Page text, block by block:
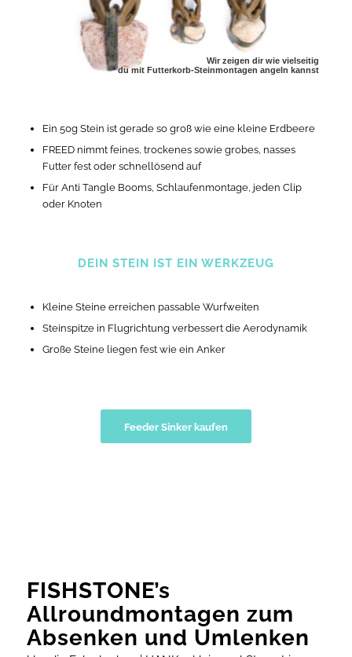
Wir zeigen dir wie vielseitig
du mit Futterkorb-Steinmontagen angeln kannst
Ein 50g Stein ist gerade so groß wie eine kleine Erdbeere
FREED nimmt feines, trockenes sowie grobes, nasses
Futter fest oder schnellösend auf
Für Anti Tangle Booms, Schlaufenmontage, jeden Clip
oder Knoten
DEIN STEIN IST EIN WERKZEUG
Kleine Steine erreichen passable Wurfweiten
Steinspitze in Flugrichtung verbessert die Aerodynamik
Große Steine liegen fest wie ein Anker
Feeder Sinker kaufen
FISHSTONE’s
Allroundmontagen zum
Absenken und Umlenken